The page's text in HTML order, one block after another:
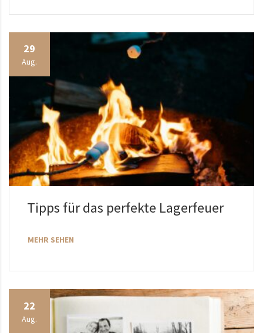
29
Aug.
Tipps für das perfekte Lagerfeuer
MEHR SEHEN
22
Aug.